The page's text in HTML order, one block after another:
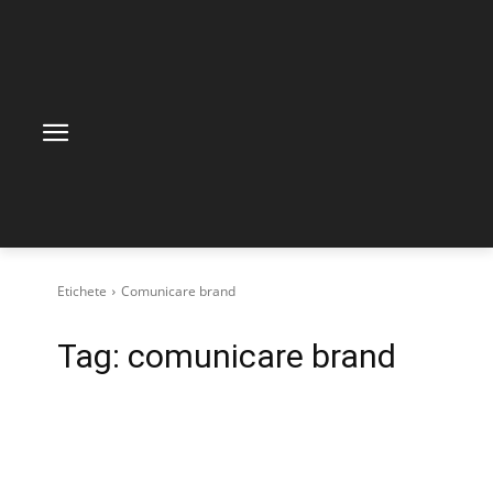
Etichete Comunicare brand
Tag: comunicare brand